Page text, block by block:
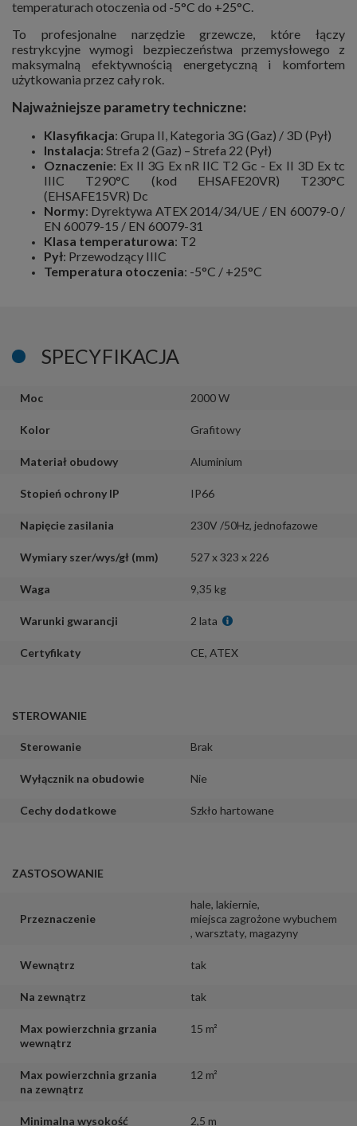
temperaturach otoczenia od -5°C do +25°C.
To profesjonalne narzędzie grzewcze, które łączy
restrykcyjne wymogi bezpieczeństwa przemysłowego z
maksymalną efektywnością energetyczną i komfortem
użytkowania przez cały rok.
Najważniejsze parametry techniczne:
Klasyfikacja: Grupa II, Kategoria 3G (Gaz) / 3D (Pył)
Instalacja: Strefa 2 (Gaz) – Strefa 22 (Pył)
Oznaczenie: Ex II 3G Ex nR IIC T2 Gc - Ex II 3D Ex tc
IIIC T290°C (kod EHSAFE20VR) T230°C
(EHSAFE15VR) Dc
Normy: Dyrektywa ATEX 2014/34/UE / EN 60079-0 /
EN 60079-15 / EN 60079-31
Klasa temperaturowa: T2
Pył: Przewodzący IIIC
Temperatura otoczenia: -5°C / +25°C
SPECYFIKACJA
Moc 2000 W
Kolor Grafitowy
Materiał obudowy Aluminium
Stopień ochrony IP IP66
Napięcie zasilania 230V /50Hz, jednofazowe
Wymiary szer/wys/gł (mm) 527 x 323 x 226
Waga 9,35 kg
Warunki gwarancji 2 lata
Certyfikaty CE, ATEX
STEROWANIE
Sterowanie Brak
Wyłącznik na obudowie Nie
Cechy dodatkowe Szkło hartowane
ZASTOSOWANIE
Przeznaczenie
hale, lakiernie,
miejsca zagrożone wybuchem
, warsztaty, magazyny
Wewnątrz tak
Na zewnątrz tak
Max powierzchnia grzania
wewnątrz
15 m²
Max powierzchnia grzania
na zewnątrz
12 m²
Minimalna wysokość 2,5 m